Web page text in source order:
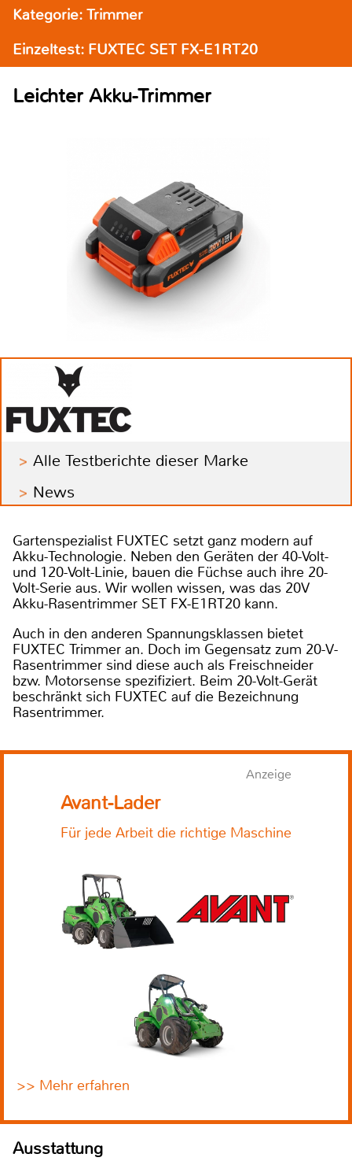
Kategorie: Trimmer
Einzeltest: FUXTEC SET FX-E1RT20
Leichter Akku-Trimmer
Alle Testberichte dieser Marke
News
Gartenspezialist FUXTEC setzt ganz modern auf
Akku-Technologie. Neben den Geräten der 40-Volt-
und 120-Volt-Linie, bauen die Füchse auch ihre 20-
Volt-Serie aus. Wir wollen wissen, was das 20V
Akku-Rasentrimmer SET FX-E1RT20 kann.
Auch in den anderen Spannungsklassen bietet
FUXTEC Trimmer an. Doch im Gegensatz zum 20-V-
Rasentrimmer sind diese auch als Freischneider
bzw. Motorsense spezifiziert. Beim 20-Volt-Gerät
beschränkt sich FUXTEC auf die Bezeichnung
Rasentrimmer.
Anzeige
Avant-Lader
Für jede Arbeit die richtige Maschine
>> Mehr erfahren
Ausstattung